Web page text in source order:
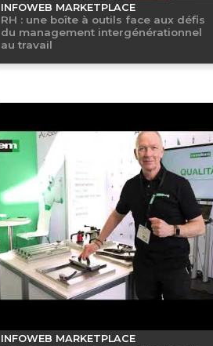
INFOWEB MARKETPLACE
RH : une boîte à outils face aux défis
du management intergénérationnel
au travail
INFOWEB MARKETPLACE